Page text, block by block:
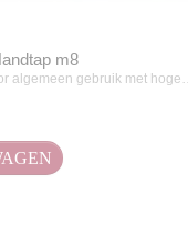
m8
algemeen gebruik met hoge…